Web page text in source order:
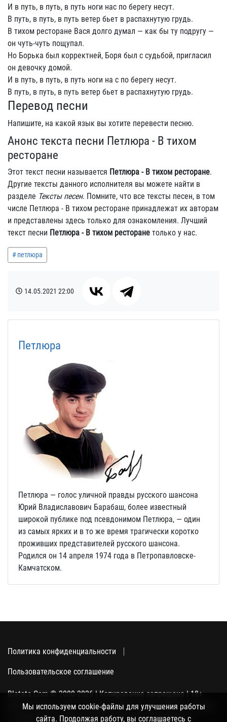
И в путь, в путь, в путь ноги нас по берегу несут.
В путь, в путь, в путь ветер бьет в распахнутую грудь.
В тихом ресторане Вася долго думал — как бы ту подругу —
он чуть-чуть пощупал.
Но Борька был корректней, Боря был с судьбой, пригласил
он девочку домой.
И в путь, в путь, в путь ноги на с по берегу несут.
В путь, в путь, в путь ветер бьет в распахнутую грудь.
Перевод песни
Напишите, на какой язык вы хотите перевести песню.
Анонс текста песни Петлюра - В тихом
ресторане
Этот текст песни называется Петлюра - В тихом ресторане.
Другие тексты данного исполнителя вы можете найти в
разделе Тексты песен. Помните, что все тексты песен, в том
числе Петлюра - В тихом ресторане принадлежат их авторам
и представлены здесь только для ознакомления. Лучший
текст песни Петлюра - В тихом ресторане только у нас.
петлюра
14.05.2021 22:00
Петлюра
Петлюра — голос уличной правды русского шансона
Юрий Владиславович Барабаш, более известный
широкой публике под псевдонимом Петлюра, — один
из самых ярких и в то же время трагически коротко
проживших представителей русского шансона.
Родился он 14 апреля 1974 года в Петропавловске-
Камчатском.
Политика конфиденциальности
Пользовательское соглашение
Blatata.Com © 2000-2026 | Копирование запрещено | 18+
Использование сайта подразумевает ваше полное согласие
с политикой конфиденциальности, пользовательским
Мы используем cookie-файлы для улучшения работы
сайта. Продолжая работу, вы соглашаетесь с